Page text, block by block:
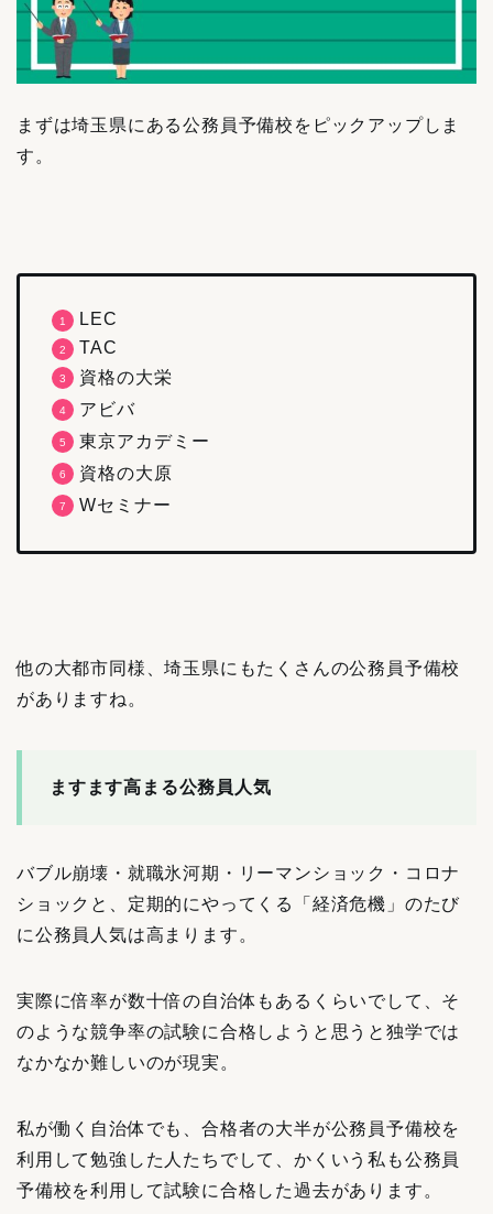
まずは埼玉県にある公務員予備校をピックアップしま
す。
LEC
TAC
資格の大栄
アビバ
東京アカデミー
資格の大原
Wセミナー
他の大都市同様、埼玉県にもたくさんの公務員予備校
がありますね。
ますます高まる公務員人気
バブル崩壊・就職氷河期・リーマンショック・コロナ
ショックと、定期的にやってくる「経済危機」のたび
に公務員人気は高まります。
実際に倍率が数十倍の自治体もあるくらいでして、そ
のような競争率の試験に合格しようと思うと独学では
なかなか難しいのが現実。
私が働く自治体でも、合格者の大半が公務員予備校を
利用して勉強した人たちでして、かくいう私も公務員
予備校を利用して試験に合格した過去があります。